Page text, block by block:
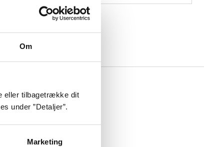
Om
eller tilbagetrække dit
under ”Detaljer”.
Marketing
instruktør)
til et
dyrene